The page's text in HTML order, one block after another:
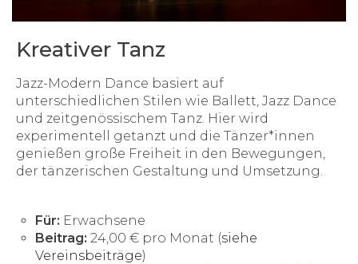
Kreativer Tanz
Jazz-Modern Dance basiert auf
unterschiedlichen Stilen wie Ballett, Jazz Dance
und zeitgenössischem Tanz. Hier wird
experimentell getanzt und die Tänzer*innen
genießen große Freiheit in den Bewegungen,
der tänzerischen Gestaltung und Umsetzung.
Für: Erwachsene
Beitrag: 24,00 € pro Monat (siehe
Vereinsbeiträge)